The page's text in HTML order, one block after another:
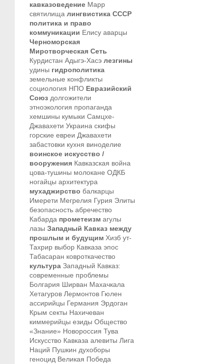
кавказоведение Марр
святилища лингвистика СССР
политика и право
коммуникации Елису аварцы
Черноморская
Миротворческая Сеть
Курдистан Адыгэ-Хасэ лезгины
удины гидрополитика
земельные конфликты
социология НПО Евразийский
Союз долгожители
этноэкология пропаганда
хемшины кумыки Самцхе-
Джавахети Украина скифы
горские евреи Джавахети
забастовки кухня виноделие
воинское искусство /
вооружения Кавказская война
цова-тушины молокане ОДКБ
ногайцы архитектура
мухаджирство балкарцы
Имерети Мегрелия Гурия Элиты
безопасность абречество
Кабарда прометеизм агулы
лазы Западный Кавказ между
прошлым и будущим Хизб ут-
Тахрир выбор Кавказа эпос
Табасаран ковроткачество
культура Западный Кавказ:
современные проблемы
Болгария Ширван Махачкала
Хетагуров Лермонтов Гюлен
ассирийцы Германия Эрдоган
Крым секты Нахичеван
киммерийцы езиды Общество
«Знание» Новороссия Тува
Искусство Кавказа алевиты Лига
Наций Пушкин духоборы
геноцид Великая Победа